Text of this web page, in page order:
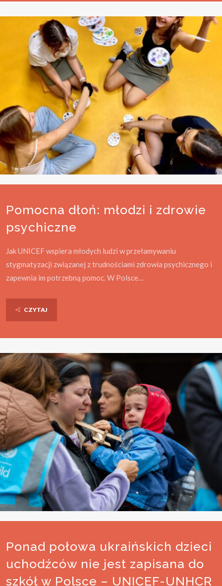
Pomocna dłoń: młodzi i zdrowie
psychiczne
Jak UNICEF wspiera młodych ludzi w przełamywaniu
stygmatyzacji związanej z trudnościami zdrowia psychicznego i
zapewnia im potrzebną pomoc. W Polsce…
CZYTAJ
Ponad połowa ukraińskich dzieci
uchodźców nie jest zapisana do
szkół w Polsce – UNICEF-UNHCR